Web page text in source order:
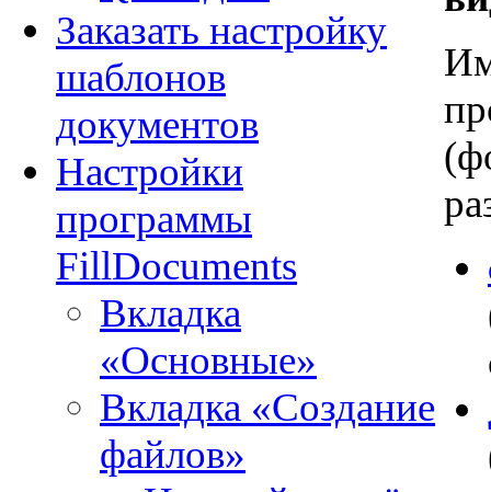
Заказать настройку
шаблонов
документов
Настройки
программы
FillDocuments
Вкладка
«Основные»
Вкладка «Создание
файлов»